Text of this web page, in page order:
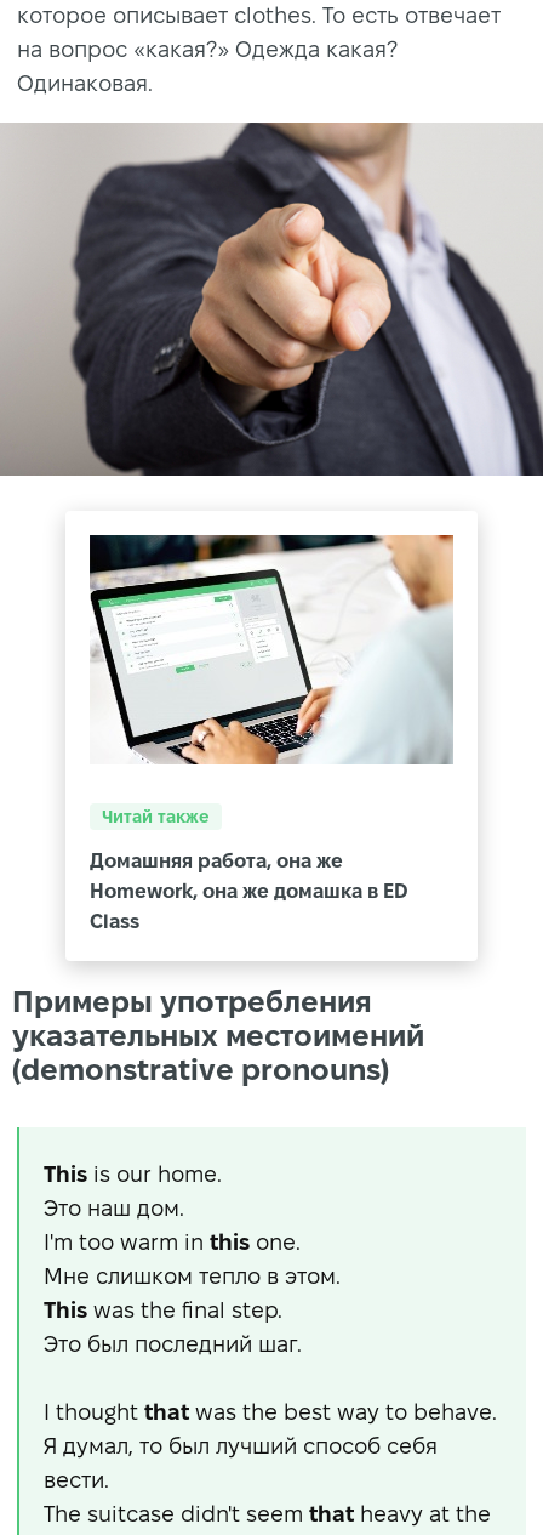
которое описывает clothes. То есть отвечает
на вопрос «какая?» Одежда какая?
Одинаковая.
Читай также
Домашняя работа, она же
Homework, она же домашка в ED
Class
Примеры употребления
указательных местоимений
(demonstrative pronouns)
This is our home.
Это наш дом.
I'm too warm in this one.
Мне слишком тепло в этом.
This was the final step.
Это был последний шаг.
I thought that was the best way to behave.
Я думал, то был лучший способ себя
вести.
The suitcase didn't seem that heavy at the